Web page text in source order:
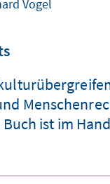
Vogel
ist im